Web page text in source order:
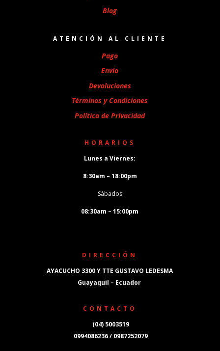
Blog
ATENCIÓN AL CLIENTE
Pago
Envío
Devoluciones
Términos y Condiciones
Política de Privacidad
HORARIOS
Lunes a Viernes:
8:30am – 18:00pm
Sábados
08:30am – 15:00pm
DIRECCIÓN
AYACUCHO 3300 Y TTE GUSTAVO LEDESMA
Guayaquil – Ecuador
CONTACTO
(04) 5003519
0994086236 / 0987252079